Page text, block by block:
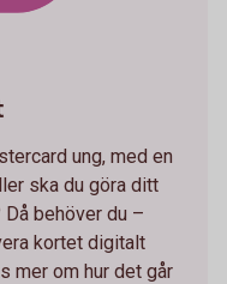
ung, med en
ska du göra ditt
behöver du –
kortet digitalt
mer om hur det går